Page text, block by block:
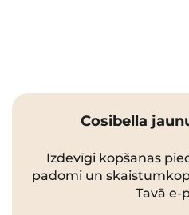
Cosibella
Izdevīgi kopšanas
padomi un
Tavā e-